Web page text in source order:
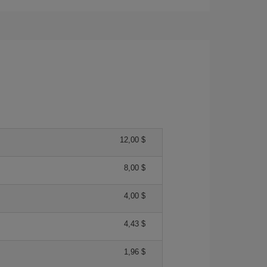
12,00 $
8,00 $
4,00 $
4,43 $
1,96 $